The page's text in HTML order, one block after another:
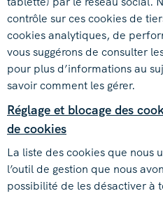
contrôle sur ces cookies de
cookies analytiques, de
vous suggérons de consulter
pour plus d’informations au
savoir comment les gérer.
Réglage et blocage des
de cookies
La liste des cookies que nous
l’outil de gestion que nous
possibilité de les désactiver à